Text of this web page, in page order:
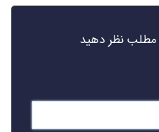
مطلب نظر دهید